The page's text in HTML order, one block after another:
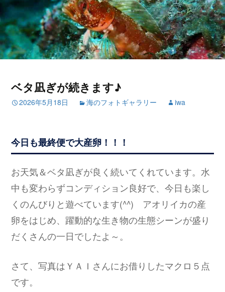
ベタ凪ぎが続きます♪
2026年5月18日 海のフォトギャラリー iwa
今日も最終便で大産卵！！！
お天気＆ベタ凪ぎが良く続いてくれています。水
中も変わらずコンディション良好で、今日も楽し
くのんびりと遊べています(^^) アオリイカの産
卵をはじめ、躍動的な生き物の生態シーンが盛り
だくさんの一日でしたよ～。
さて、写真はＹＡＩさんにお借りしたマクロ５点
です。